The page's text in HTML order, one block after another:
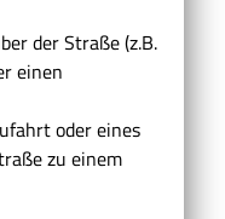
der Straße(z.B.
einen
oder eines
zu einem